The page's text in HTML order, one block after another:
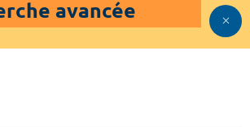
avancée